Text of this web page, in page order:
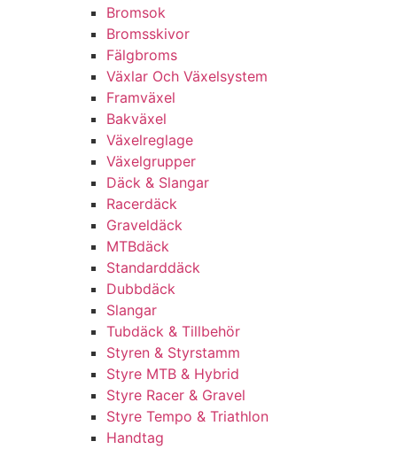
Bromsok
Bromsskivor
Fälgbroms
Växlar Och Växelsystem
Framväxel
Bakväxel
Växelreglage
Växelgrupper
Däck & Slangar
Racerdäck
Graveldäck
MTBdäck
Standarddäck
Dubbdäck
Slangar
Tubdäck & Tillbehör
Styren & Styrstamm
Styre MTB & Hybrid
Styre Racer & Gravel
Styre Tempo & Triathlon
Handtag